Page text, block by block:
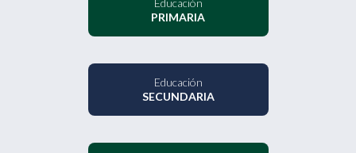
Educación
PRIMARIA
Educación
SECUNDARIA